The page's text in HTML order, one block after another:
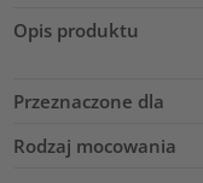
Opis produktu
Przeznaczone dla
Rodzaj mocowania